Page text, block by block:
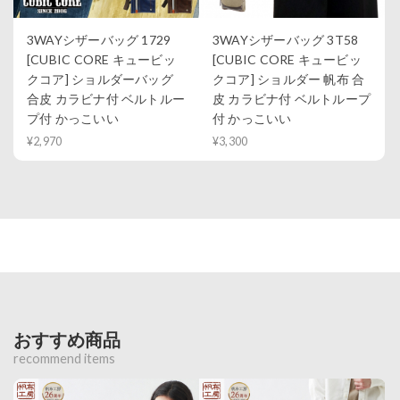
3WAYシザーバッグ 1729
[CUBIC CORE キュービッ
クコア] ショルダーバッグ
合皮 カラビナ付 ベルトルー
プ付 かっこいい
¥2,970
3WAYシザーバッグ 3T58
[CUBIC CORE キュービッ
クコア] ショルダー 帆布 合
皮 カラビナ付 ベルトループ
付 かっこいい
¥3,300
おすすめ商品
recommend items